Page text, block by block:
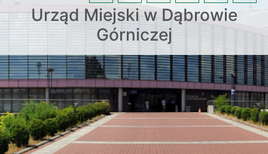
Urząd Miejski w Dąbrowie
Górniczej